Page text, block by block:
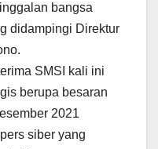
bangsa
didampingi Direktur
SMSI kali ini
berupa besaran
2021
siber yang